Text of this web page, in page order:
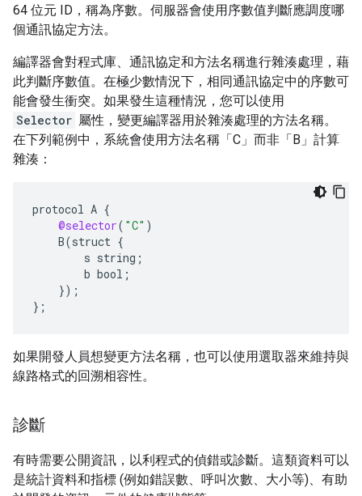
64 位元 ID，稱為序數。伺服器會使用序數值判斷應調度哪
個通訊協定方法。
編譯器會對程式庫、通訊協定和方法名稱進行雜湊處理，藉
此判斷序數值。在極少數情況下，相同通訊協定中的序數可
能會發生衝突。如果發生這種情況，您可以使用
Selector 屬性，變更編譯器用於雜湊處理的方法名稱。
在下列範例中，系統會使用方法名稱「C」而非「B」計算
雜湊：
protocol A {
@selector( "C" )
B(struct {
s string ;
b bool ;
});
} ;
如果開發人員想變更方法名稱，也可以使用選取器來維持與
線路格式的回溯相容性。
診斷
有時需要公開資訊，以利程式的偵錯或診斷。這類資料可以
是統計資料和指標 (例如錯誤數、呼叫次數、大小等)、有助